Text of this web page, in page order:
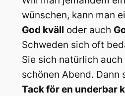
wünschen, kann man
God kväll oder auch
Schweden sich oft
Sie sich natürlich auch
schönen Abend. Dann
Tack för en underbar